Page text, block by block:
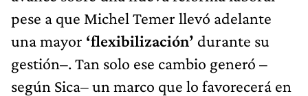
pese a que Michel Temer llevó adelante
una mayor ‘flexibilización’ durante su
gestión–. Tan solo ese cambio generó –
según Sica– un marco que lo favorecerá en